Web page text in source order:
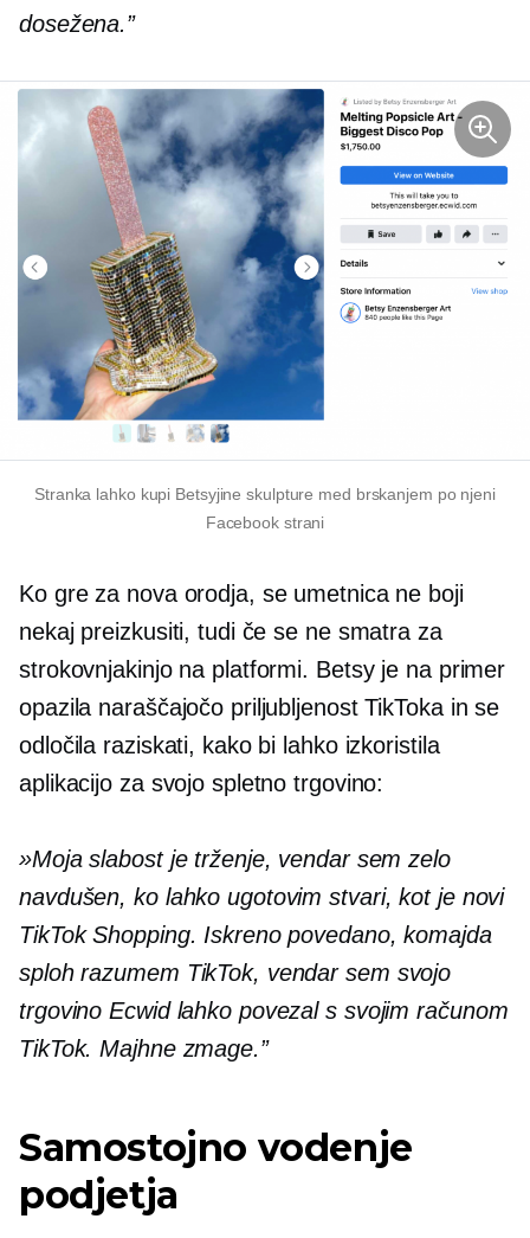
dosežena.”
Stranka lahko kupi Betsyjine skulpture med brskanjem po njeni
Facebook strani
Ko gre za nova orodja, se umetnica ne boji
nekaj preizkusiti, tudi če se ne smatra za
strokovnjakinjo na platformi. Betsy je na primer
opazila naraščajočo priljubljenost TikToka in se
odločila raziskati, kako bi lahko izkoristila
aplikacijo za svojo spletno trgovino:
»Moja slabost je trženje, vendar sem zelo
navdušen, ko lahko ugotovim stvari, kot je novi
TikTok Shopping. Iskreno povedano, komajda
sploh razumem TikTok, vendar sem svojo
trgovino Ecwid lahko povezal s svojim računom
TikTok. Majhne zmage.”
Samostojno vodenje
podjetja